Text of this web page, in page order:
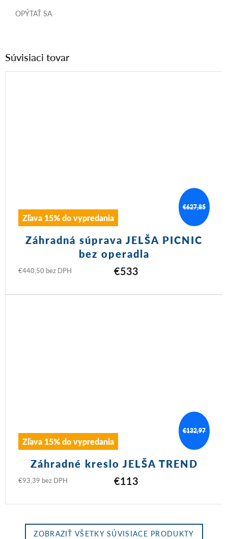
OPÝTAŤ SA
Súvisiaci tovar
Zľava 15% do vypredania
€627,85
Záhradná súprava JELŠA PICNIC
bez operadla
€440,50 bez DPH €533
Zľava 15% do vypredania
€132,97
Záhradné kreslo JELŠA TREND
€93,39 bez DPH €113
ZOBRAZIŤ VŠETKY SÚVISIACE PRODUKTY